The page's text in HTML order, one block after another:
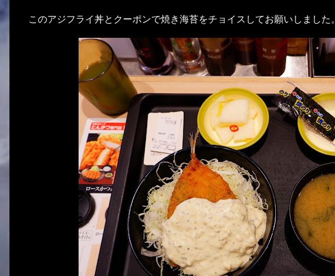
このアジフライ丼とクーポンで焼き海苔をチョイスしてお願いしました。